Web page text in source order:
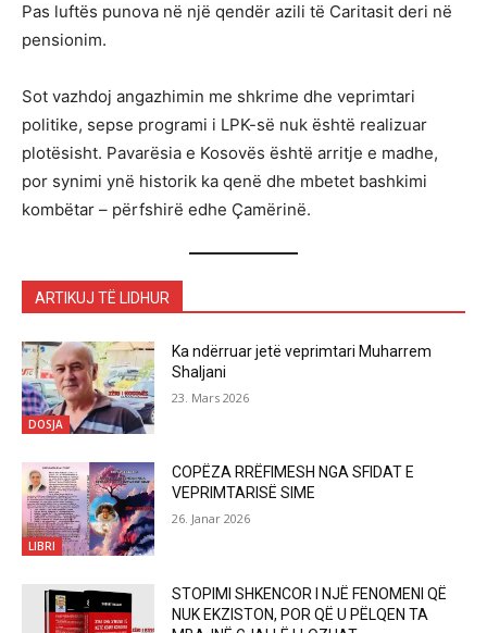
Pas luftës punova në një qendër azili të Caritasit deri në
pensionim.
Sot vazhdoj angazhimin me shkrime dhe veprimtari
politike, sepse programi i LPK-së nuk është realizuar
plotësisht. Pavarësia e Kosovës është arritje e madhe,
por synimi ynë historik ka qenë dhe mbetet bashkimi
kombëtar – përfshirë edhe Çamërinë.
ARTIKUJ TË LIDHUR
DOSJA
Ka ndërruar jetë veprimtari Muharrem
Shaljani
23. Mars 2026
LIBRI
COPËZA RRËFIMESH NGA SFIDAT E
VEPRIMTARISË SIME
26. Janar 2026
STOPIMI SHKENCOR I NJË FENOMENI QË
NUK EKZISTON, POR QË U PËLQEN TA